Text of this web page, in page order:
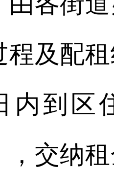
程及配
内到区
，交纳